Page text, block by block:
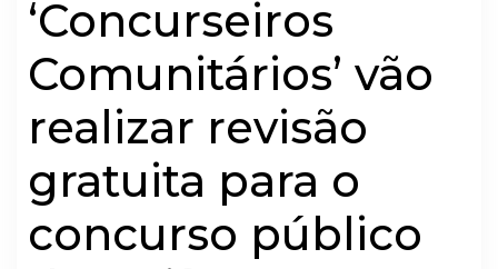
‘Concurseiros
Comunitários’ vão
realizar revisão
gratuita para o
concurso público